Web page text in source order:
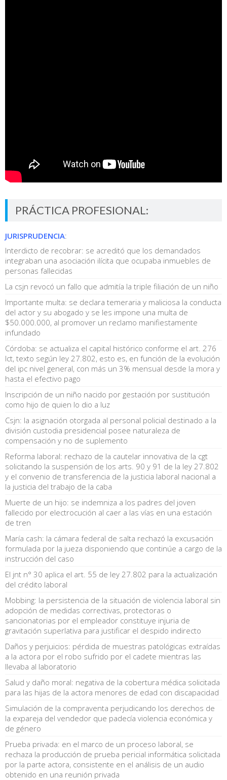
PRÁCTICA PROFESIONAL:
JURISPRUDENCIA:
Interdicto de recobrar: se acreditó que los demandados
integraban una asociación ilícita que ocupaba inmuebles de
personas fallecidas
La csjn revocó un fallo que admitía la triple filiación de un niño
Importante multa: se declara temeraria y maliciosa la conducta
del actor y su abogado y se les impone una multa de
$50.000.000, al promover un reclamo manifiestamente
infundado
Córdoba: se actualiza el capital histórico conforme el art. 276
lct, texto según ley 27.802, esto es, en función de la evolución
del ipc nivel general, con más un 3% mensual desde la mora y
hasta el efectivo pago
Inscripción de un niño nacido por gestación por sustitución
como hijo de quien lo dio a luz
Csjn: la asignación otorgada al personal policial destinado a la
división custodia presidencial posee naturaleza de
compensación y no de suplemento
Reforma laboral: rechazo de la cautelar innovativa de la cgt
solicitando la suspensión de los arts. 90 y 91 de la ley 27.802
y el convenio de transferencia de la justicia laboral nacional a
la justicia del trabajo de la caba
Muerte de un hijo: se indemniza a los padres del joven
fallecido por electrocución al caer a las vías en una estación
de tren
María cash: la cámara federal de salta rechazó la excusación
formulada por la jueza disponiendo que continúe a cargo de la
instrucción del caso
El jnt n° 30 aplica el art. 55 de ley 27.802 para la actualización
del crédito laboral
Mobbing: la persistencia de la situación de violencia laboral sin
adopción de medidas correctivas, protectoras o
sancionatorias por el empleador constituye injuria de
gravitación superlativa para justificar el despido indirecto
Daños y perjuicios: pérdida de muestras patológicas extraídas
a la actora por el robo sufrido por el cadete mientras las
llevaba al laboratorio
Salud y daño moral: negativa de la cobertura médica solicitada
para las hijas de la actora menores de edad con discapacidad
Simulación de la compraventa perjudicando los derechos de
la expareja del vendedor que padecía violencia económica y
de género
Prueba privada: en el marco de un proceso laboral, se
rechaza la producción de prueba pericial informática solicitada
por la parte actora, consistente en el análisis de un audio
obtenido en una reunión privada